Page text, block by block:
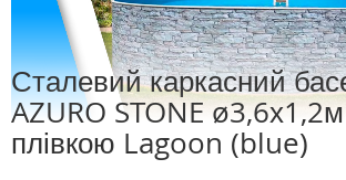
Сталевий каркасний
AZURO STONE
плівкою Lagoon (blue)